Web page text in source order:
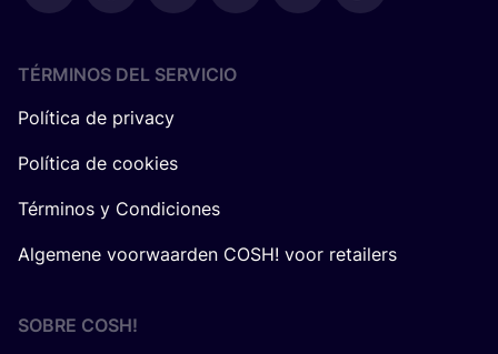
TÉRMINOS DEL SERVICIO
Política de privacy
Política de cookies
Términos y Condiciones
Algemene voorwaarden COSH! voor retailers
SOBRE COSH!